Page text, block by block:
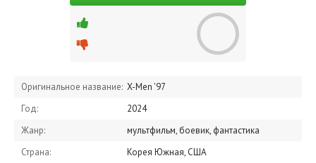
Оригинальное название: X-Men '97
Год:
2024
Жанр:
мультфильм, боевик, фантастика
Страна:
Корея Южная, США